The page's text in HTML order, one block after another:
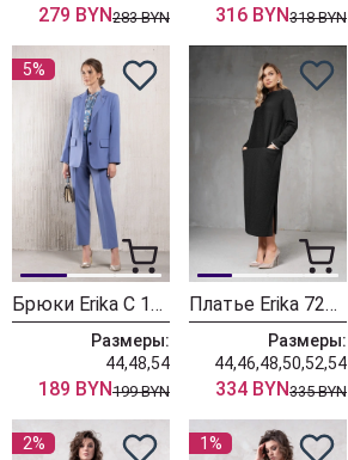
279 BYN283 BYN 316 BYN318 BYN
5%
Брюки Erika С 107 голубой
Размеры:
44,48,54
189 BYN199 BYN
Платье Erika 7263-3 черный
Размеры:
44,46,48,50,52,54
334 BYN335 BYN
2% 1%